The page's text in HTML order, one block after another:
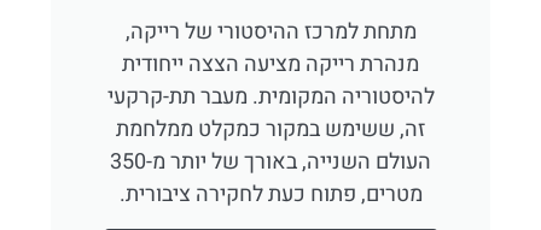
מתחת למרכז ההיסטורי של רייקה,
מנהרת רייקה מציעה הצצה ייחודית
להיסטוריה המקומית. מעבר תת-קרקעי
זה, ששימש במקור כמקלט ממלחמת
העולם השנייה, באורך של יותר מ-350
מטרים, פתוח כעת לחקירה ציבורית.